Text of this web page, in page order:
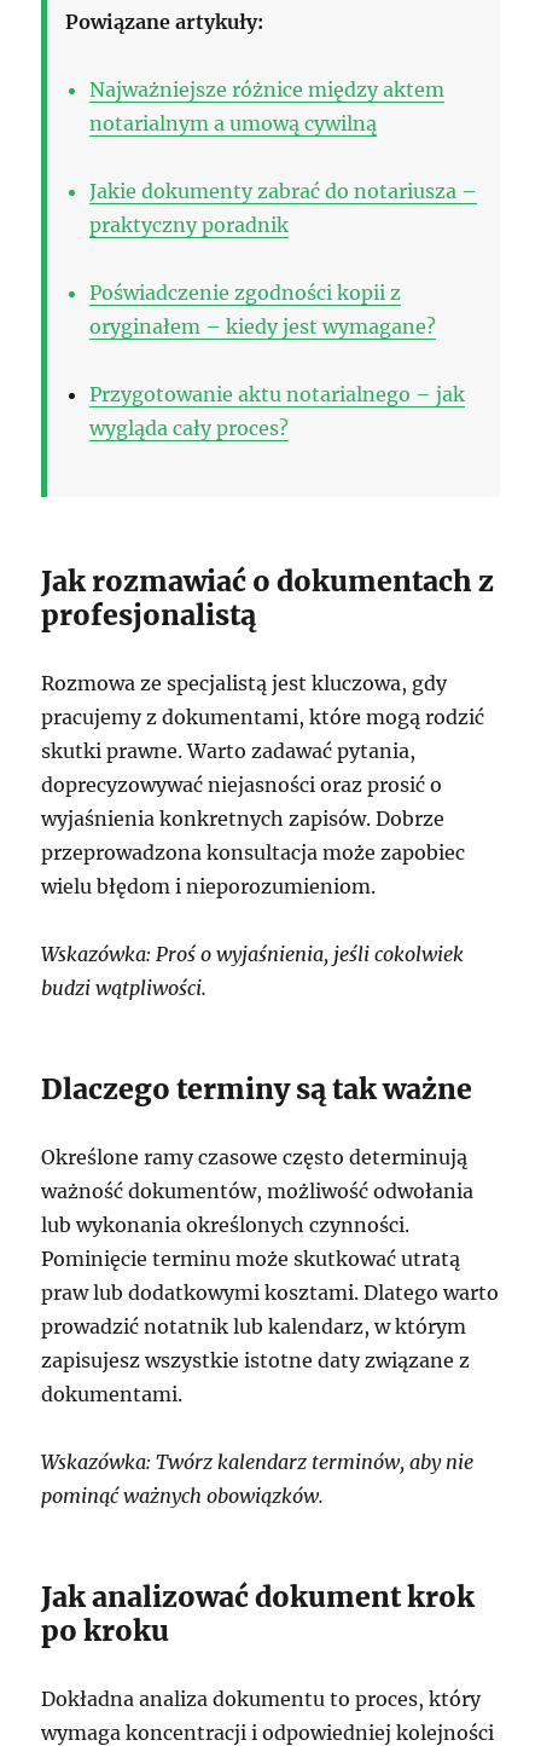
Powiązane artykuły:
Najważniejsze różnice między aktem
notarialnym a umową cywilną
Jakie dokumenty zabrać do notariusza –
praktyczny poradnik
Poświadczenie zgodności kopii z
oryginałem – kiedy jest wymagane?
Przygotowanie aktu notarialnego – jak
wygląda cały proces?
Jak rozmawiać o dokumentach z
profesjonalistą
Rozmowa ze specjalistą jest kluczowa, gdy
pracujemy z dokumentami, które mogą rodzić
skutki prawne. Warto zadawać pytania,
doprecyzowywać niejasności oraz prosić o
wyjaśnienia konkretnych zapisów. Dobrze
przeprowadzona konsultacja może zapobiec
wielu błędom i nieporozumieniom.
Wskazówka: Proś o wyjaśnienia, jeśli cokolwiek
budzi wątpliwości.
Dlaczego terminy są tak ważne
Określone ramy czasowe często determinują
ważność dokumentów, możliwość odwołania
lub wykonania określonych czynności.
Pominięcie terminu może skutkować utratą
praw lub dodatkowymi kosztami. Dlatego warto
prowadzić notatnik lub kalendarz, w którym
zapisujesz wszystkie istotne daty związane z
dokumentami.
Wskazówka: Twórz kalendarz terminów, aby nie
pominąć ważnych obowiązków.
Jak analizować dokument krok
po kroku
Dokładna analiza dokumentu to proces, który
wymaga koncentracji i odpowiedniej kolejności